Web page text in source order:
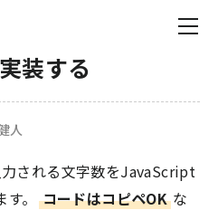
入力文字数制限
装する
人
される文字数をJavaScript
。
コードはコピペOK な